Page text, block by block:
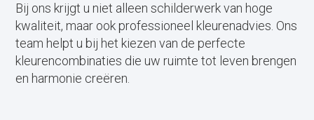
Bij ons krijgt u niet alleen schilderwerk van hoge
kwaliteit, maar ook professioneel kleurenadvies. Ons
team helpt u bij het kiezen van de perfecte
kleurencombinaties die uw ruimte tot leven brengen
en harmonie creëren.